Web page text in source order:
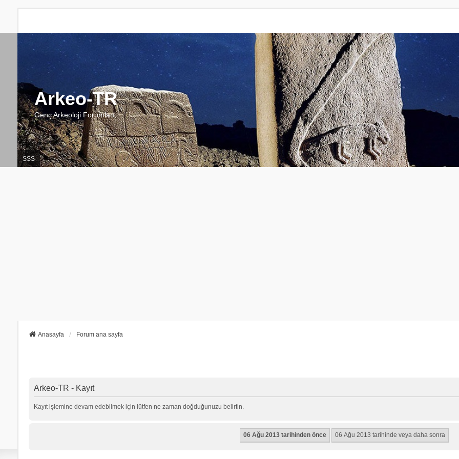
Arkeo-TR
Genç Arkeoloji Forumları
SSS
Anasayfa Forum ana sayfa
Arkeo-TR - Kayıt
Kayıt işlemine devam edebilmek için lütfen ne zaman doğduğunuzu belirtin.